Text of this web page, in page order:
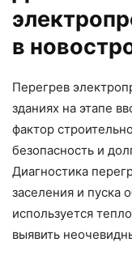
в
Перегрев
зданиях на этапе
фактор
безопасность и
Диагностика
заселения и пуска
используется
выявить